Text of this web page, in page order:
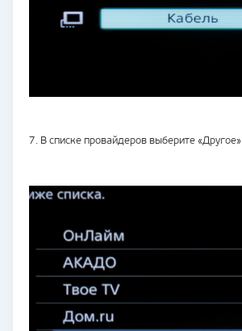
7. В списке провайдеров выберите «Другое»